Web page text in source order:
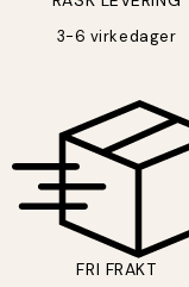
3-6 virkedager
FRI FRAKT